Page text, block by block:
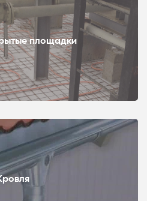
площадки